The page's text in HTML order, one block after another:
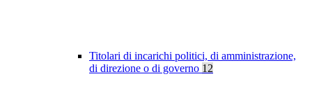
Titolari di incarichi politici, di amministrazione,
di direzione o di governo 12